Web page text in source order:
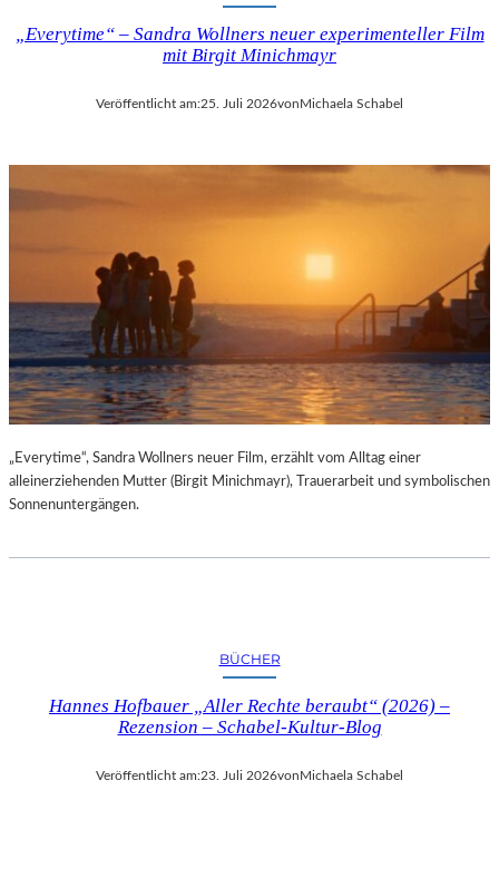
„Everytime“ – Sandra Wollners neuer experimenteller Film
mit Birgit Minichmayr
Veröffentlicht am:25. Juli 2026von Michaela Schabel
„Everytime“, Sandra Wollners neuer Film, erzählt vom Alltag einer
alleinerziehenden Mutter (Birgit Minichmayr), Trauerarbeit und symbolischen
Sonnenuntergängen.
BÜCHER
Hannes Hofbauer „Aller Rechte beraubt“ (2026) –
Rezension – Schabel-Kultur-Blog
Veröffentlicht am:23. Juli 2026vonMichaela Schabel